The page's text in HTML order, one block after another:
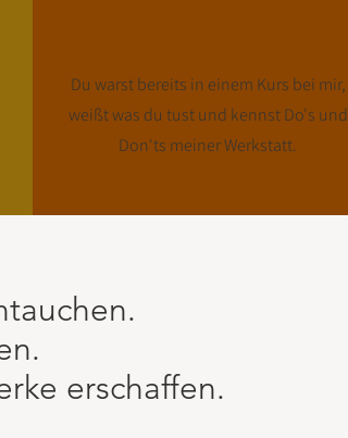
Du warst bereits in einem Kurs bei mir,
weißt was du tust und kennst Do's und
Don'ts meiner Werkstatt.
erschaffen.